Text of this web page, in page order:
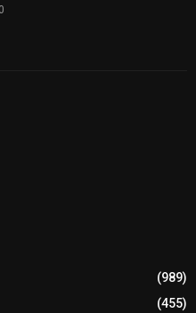
0
(989)
(455)